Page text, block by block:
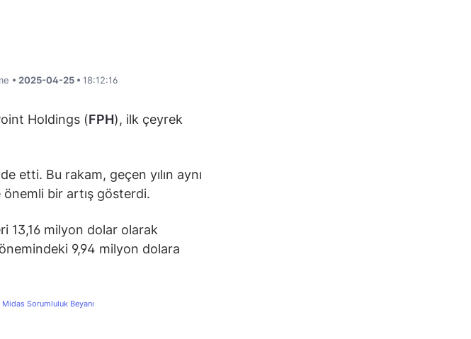
• 2025-04-25 • 18:12:16
Holdings (FPH), ilk çeyrek
etti. Bu rakam, geçen yılın aynı
bir artış gösterdi.
13,16 milyon dolar olarak
9,94 milyon dolara
Midas Sorumluluk Beyanı